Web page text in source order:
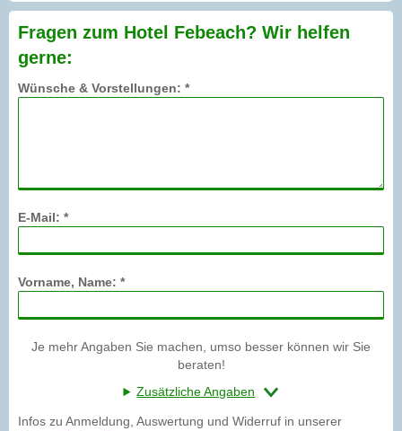
Fragen zum Hotel Febeach? Wir helfen
gerne:
Wünsche & Vorstellungen: *
E-Mail: *
Vorname, Name: *
Je mehr Angaben Sie machen, umso besser können wir Sie
beraten!
Zusätzliche Angaben
Infos zu Anmeldung, Auswertung und Widerruf in unserer